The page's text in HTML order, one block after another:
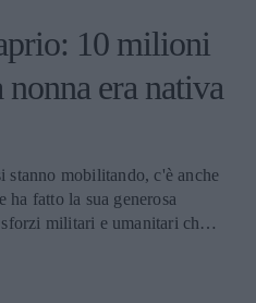
10 milioni
era nativa
stanno mobilitando, c'è anche
fatto la sua generosa
militari e umanitari che
la Gsa News, è la